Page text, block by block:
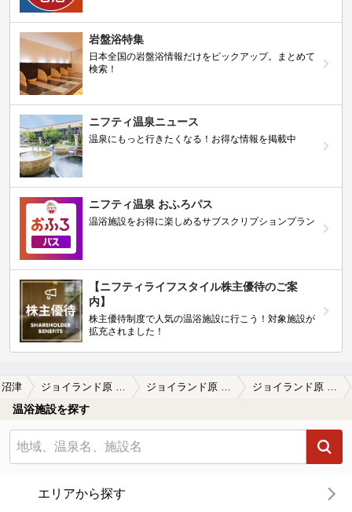
岩盤浴特集
日本全国の岩盤浴情報だけをピックアップ。まとめて
検索！
ニフティ温泉ニュース
温泉にもっと行きたくなる！お得な情報を掲載中
ニフティ温泉 おふろパス
温浴施設をお得に楽しめるサブスクリプションプラン
【ニフティライフスタイル株主優待のご案
内】
株主優待制度で人気の温浴施設に行こう！対象施設が
拡充されました！
沼津 ジョイランド原 天然温泉ざぶ～ん ジョイランド原 天然温泉ざぶ～んの口コミ一覧 ジョイランド原 天然温泉ざぶ～んの口コミ 熱風サウナが激アツで良かった！サ飯…
温浴施設を探す
エリアから探す